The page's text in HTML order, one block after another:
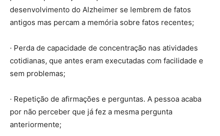
desenvolvimento do Alzheimer se lembrem de fatos
antigos mas percam a memória sobre fatos recentes;
· Perda de capacidade de concentração nas atividades
cotidianas, que antes eram executadas com facilidade e
sem problemas;
· Repetição de afirmações e perguntas. A pessoa acaba
por não perceber que já fez a mesma pergunta
anteriormente;